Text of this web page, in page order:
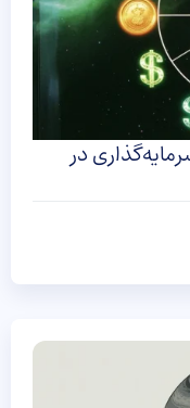
در